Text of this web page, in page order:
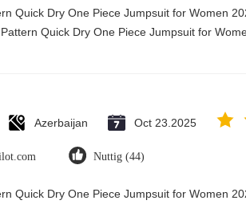
Quick Dry One Piece Jumpsuit for Women
Quick Dry One Piece Jumpsuit for
Azerbaijan Oct 23.2025
Nuttig (44)
Quick Dry One Piece Jumpsuit for Women